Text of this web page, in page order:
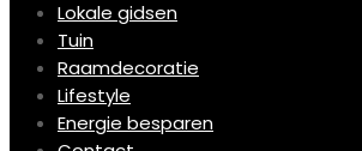
Lokale gidsen
Tuin
Raamdecoratie
Lifestyle
Energie besparen